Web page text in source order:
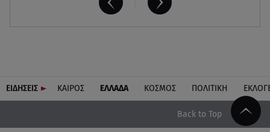
ΕΙΔΗΣΕΙΣ ΚΑΙΡΟΣ ΕΛΛΑΔΑ ΚΟΣΜΟΣ ΠΟΛΙΤΙΚΗ
Back to Top